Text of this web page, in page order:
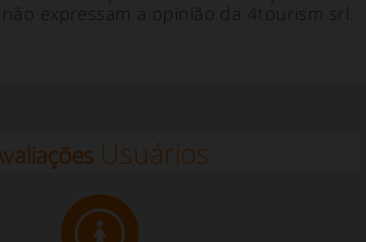
expressam a opinião da 4tourism srl.
Usuários